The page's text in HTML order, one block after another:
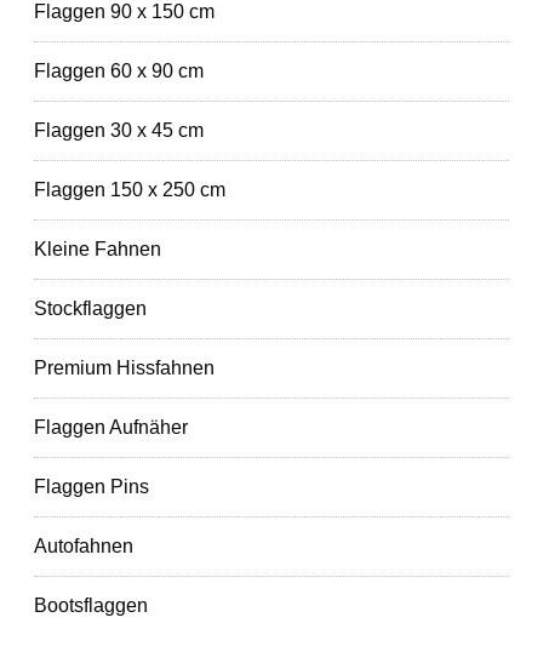
Flaggen 90 x 150 cm
Flaggen 60 x 90 cm
Flaggen 30 x 45 cm
Flaggen 150 x 250 cm
Kleine Fahnen
Stockflaggen
Premium Hissfahnen
Flaggen Aufnäher
Flaggen Pins
Autofahnen
Bootsflaggen